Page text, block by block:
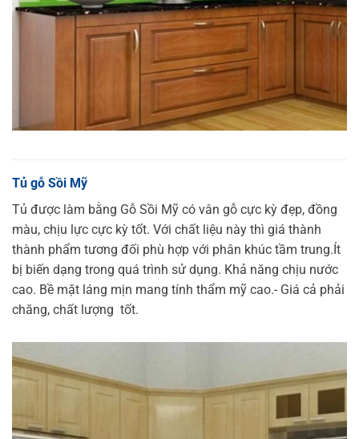
Tủ gỗ Sồi Mỹ
Tủ được làm bằng Gỗ Sồi Mỹ có vân gỗ cực kỳ đẹp, đồng
màu, chịu lực cực kỳ tốt. Với chất liệu này thì giá thành
thành phẩm tương đối phù hợp với phân khúc tầm trung.Ít
bị biến dạng trong quá trình sử dụng. Khả năng chịu nước
cao. Bề mặt láng mịn mang tính thẩm mỹ cao.- Giá cả phải
chăng, chất lượng tốt.